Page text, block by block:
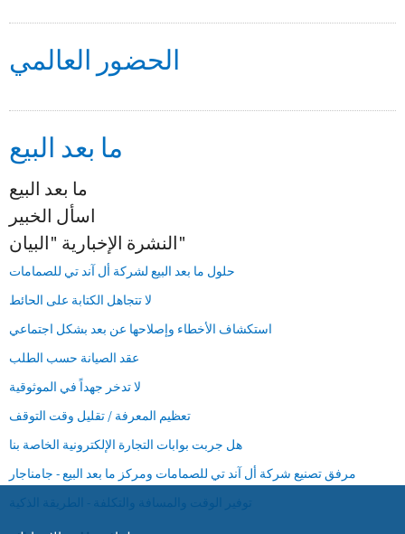
الحضور العالمي
ما بعد البيع
ما بعد البيع
اسأل الخبير
النشرة الإخبارية "البيان"
حلول ما بعد البيع لشركة أل آند تي للصمامات
لا تتجاهل الكتابة على الحائط
استكشاف الأخطاء وإصلاحها عن بعد بشكل اجتماعي
عقد الصيانة حسب الطلب
لا تدخر جهداً في الموثوقية
تعظيم المعرفة / تقليل وقت التوقف
هل جربت بوابات التجارة الإلكترونية الخاصة بنا
مرفق تصنيع شركة أل آند تي للصمامات ومركز ما بعد البيع - جامناجار
توفير الوقت والمسافة والتكلفة - الطريقة الذكية